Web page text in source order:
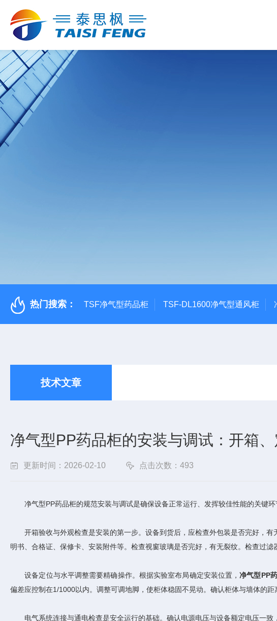
热门搜索： TSF净气型药品柜 TSF-DL1600净气型通风柜
技术文章
净气型PP药品柜的安装与调试：开箱
更新时间：2026-02-10 点击次数：493
净气型PP药品柜的规范安装与调试是确保设备正常运行、发挥较佳性能的关键环
开箱验收与外观检查是安装的第一步。设备到货后，应检查外包装是否完好，有
明书、合格证、保修卡、安装附件等。检查视窗玻璃是否完好，有无裂纹。检查过
设备定位与水平调整需要精确操作。根据实验室布局确定安装位置，净气型PP
偏差应控制在1/1000以内。调整可调地脚，使柜体稳固不晃动。确认柜体与墙体的
电气系统连接与通电检查是安全运行的基础。确认电源电压与设备额定电压一致